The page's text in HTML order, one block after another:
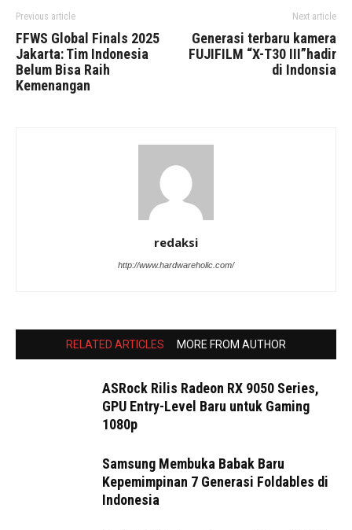
Previous article
FFWS Global Finals 2025
Jakarta: Tim Indonesia
Belum Bisa Raih
Kemenangan
Next article
Generasi terbaru kamera
FUJIFILM “X-T30 III”hadir
di Indonsia
redaksi
http://www.hardwareholic.com/
RELATED ARTICLES MORE FROM AUTHOR
ASRock Rilis Radeon RX 9050 Series,
GPU Entry-Level Baru untuk Gaming
1080p
Samsung Membuka Babak Baru
Kepemimpinan 7 Generasi Foldables di
Indonesia